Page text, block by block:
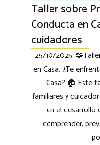
Taller sobre
Conducta en
cuidadores
25/10/2025.
en Casa. ¿Te
Casa? 🏠 Este
familiares y
en el desarrollo
comprender,